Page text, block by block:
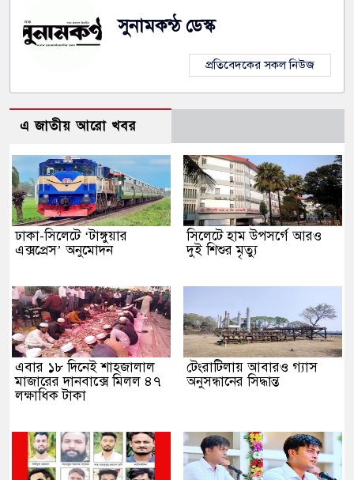
সুনামকন্ঠ ডেস্ক
প্রতিবেদকের সকল নিউজ
এ জাতীয় আরো খবর
ঢাকা-সিলেটে ‘টাঙ্গুয়ার
এক্সপ্রেস’ অনুমোদন
সিলেটে হাম উপসর্গে আরও
দুই শিশুর মৃত্যু
এবার ১৮ দিনেই শাহজালাল
মাজারের দানবাক্সে মিলল ৪৭
লক্ষাধিক টাকা
টেংরাটিলায় আবারও গ্যাস
অনুসন্ধানের সিদ্ধান্ত